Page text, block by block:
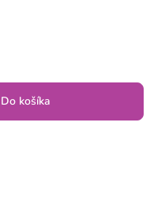
Do košíka